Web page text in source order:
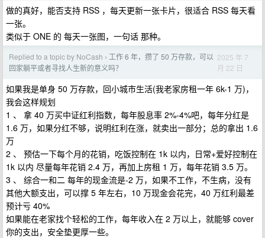
做的真好，能否支持 RSS ，每天更新一张卡片，很适合 RSS 每天看
一张。
类似于 ONE 的 每天一张图，一句话 那种。
Replied to a topic by NoCash › 工作 6 年，攒了 50 万存款，可以
回家躺平或者寻找人生新的意义吗？
2025 年 7
月 22 日
如果我是单身 50 万存款，回小城市生活(我老家房租一年 6k-1 万)，
我会这样规划
1 、 拿 40 万买中证红利指数，每年股息率 2%-4%吧，每年分红是
1.6 万，如果分红不够，说明红利在涨，就卖出一部分；总的拿出 1.6
万
2 、 预估一下每个月的花销，吃饭控制在 1k 以内，日常+爱好控制在
1k 以内 尽量每年花销 2.4 万，再加上房租 1 万，每年花销 3.5 万。
3 、 综合一和二 每年的现金流是-2 万，如果不工作，不生病，没有
其他大额支出，可以撑 5 年左右，10 万现金会花完，40 万红利最差
预计亏 40%
如果能在老家找个轻松的工作，每年收入在 2 万以上，就能够 cover
你的支出，安全垫更厚一些。